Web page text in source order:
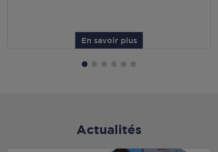
En savoir plus
Actualités